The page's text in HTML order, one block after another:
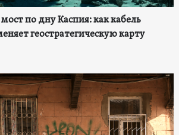
по дну Каспия: как кабель
геостратегическую карту